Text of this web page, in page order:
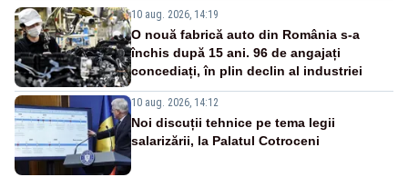
10 aug. 2026, 14:19
O nouă fabrică auto din România s-a
închis după 15 ani. 96 de angajați
concediați, în plin declin al industriei
10 aug. 2026, 14:12
Noi discuții tehnice pe tema legii
salarizării, la Palatul Cotroceni